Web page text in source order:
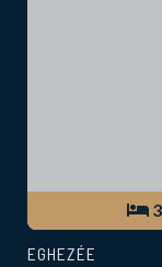
3
EGHEZÉE